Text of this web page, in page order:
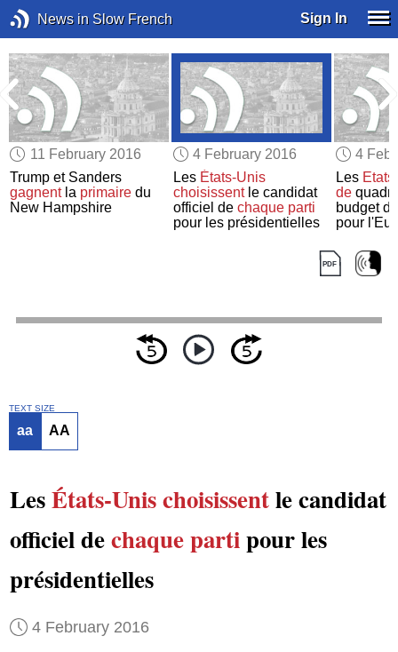
News in Slow French Sign In
11 February 2016
Trump et Sanders
gagnentla primaire du
New Hampshire
4 February 2016
Les États-Unis
choisissentle candidat
officiel de chaque parti
pour les présidentielles
4
Les
de
budget
pour
TEXT SIZE
aa AA
LesÉtats-Unischoisissentle candidat
officiel dechaque partipour les
présidentielles
4 February 2016